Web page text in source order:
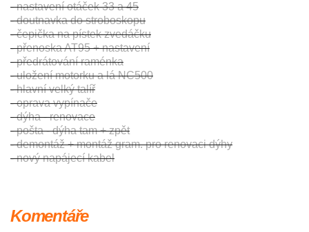
- nastavení otáček 33 a 45
- doutnavka do stroboskopu
- čepička na pístek zvedáčku
- přenoska AT95 + nastavení
- předrátování raménka
- uložení motorku a lá NC500
- hlavní velký talíř
- oprava vypínače
- dýha - renovace
- pošta - dýha tam + zpět
- demontáž + montáž gram. pro renovaci dýhy
- nový napájecí kabel
Komentáře